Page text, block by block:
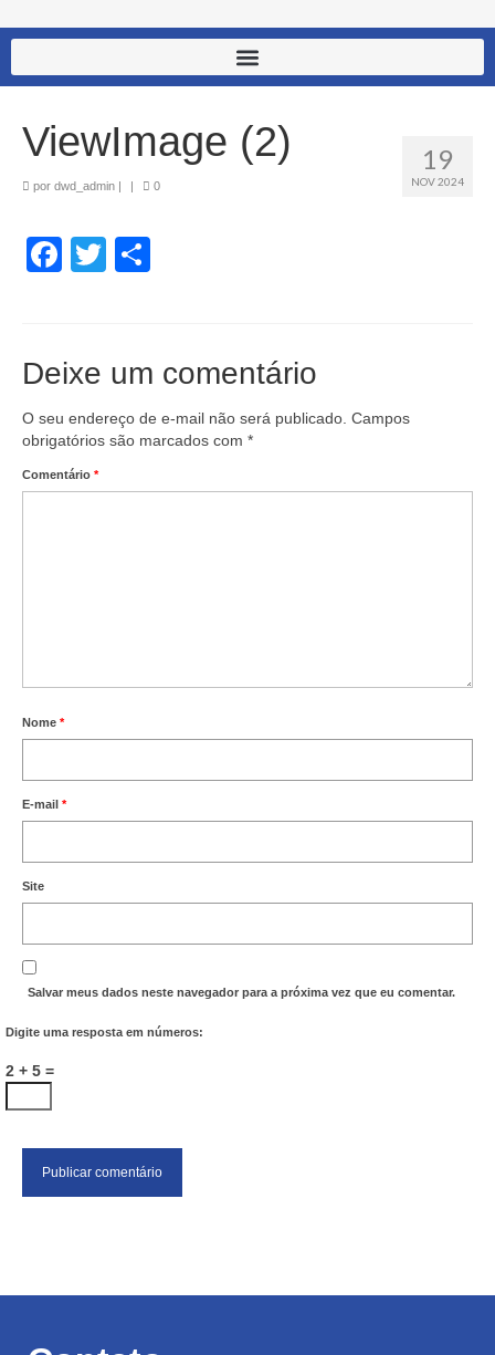
19
NOV 2024
ViewImage (2)
por dwd_admin 0
Facebook
Twitter
Deixe um comentário
O seu endereço de e-mail não será publicado. Campos
obrigatórios são marcados com *
Comentário *
Nome *
E-mail *
Site
Salvar meus dados neste navegador para a próxima vez que eu comentar.
Digite uma resposta em números:
2 + 5 =